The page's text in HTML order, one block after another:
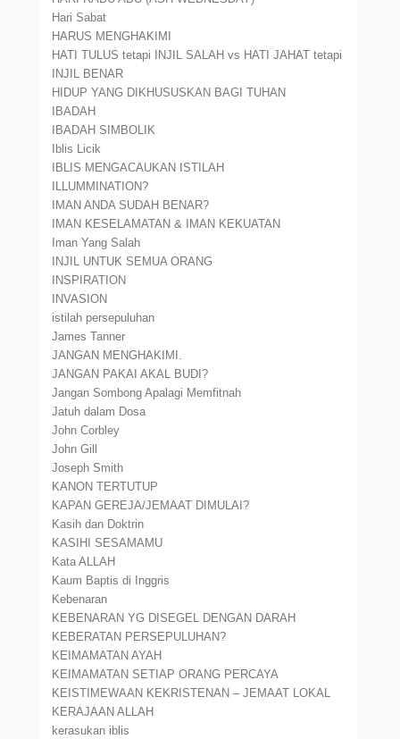
Hari Sabat
HARUS MENGHAKIMI
HATI TULUS tetapi INJIL SALAH vs HATI JAHAT tetapi
INJIL BENAR
HIDUP YANG DIKHUSUSKAN BAGI TUHAN
IBADAH
IBADAH SIMBOLIK
Iblis Licik
IBLIS MENGACAUKAN ISTILAH
ILLUMMINATION?
IMAN ANDA SUDAH BENAR?
IMAN KESELAMATAN & IMAN KEKUATAN
Iman Yang Salah
INJIL UNTUK SEMUA ORANG
INSPIRATION
INVASION
istilah persepuluhan
James Tanner
JANGAN MENGHAKIMI.
JANGAN PAKAI AKAL BUDI?
Jangan Sombong Apalagi Memfitnah
Jatuh dalam Dosa
John Corbley
John Gill
Joseph Smith
KANON TERTUTUP
KAPAN GEREJA/JEMAAT DIMULAI?
Kasih dan Doktrin
KASIHI SESAMAMU
Kata ALLAH
Kaum Baptis di Inggris
Kebenaran
KEBENARAN YG DISEGEL DENGAN DARAH
KEBERATAN PERSEPULUHAN?
KEIMAMATAN AYAH
KEIMAMATAN SETIAP ORANG PERCAYA
KEISTIMEWAAN KEKRISTENAN – JEMAAT LOKAL
KERAJAAN ALLAH
kerasukan iblis